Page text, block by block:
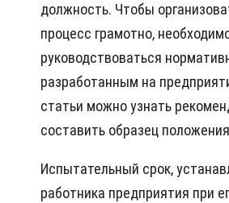
должность. Чтобы
процесс грамотно,
руководствоваться
разработанным на
статьи можно узнать
составить образец
Испытательный срок,
работника предприятия при